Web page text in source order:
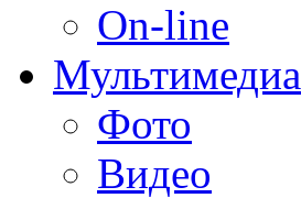
On-line
Мультимедиа
Фото
Видео